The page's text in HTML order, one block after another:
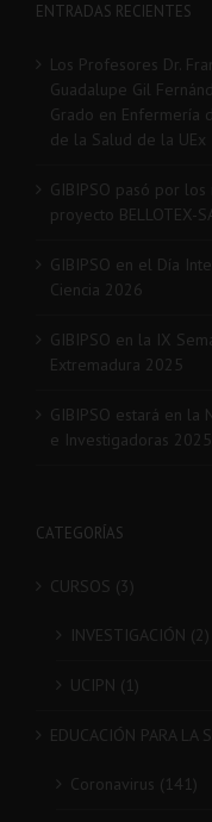
ENTRADAS RECIENTES
Los Profesores Dr.
Guadalupe Gil
Grado en Enfermería
de la Salud de la UEx
GIBIPSO pasó por los
proyecto BELLOTEX-
GIBIPSO en el Día
Ciencia 2026
GIBIPSO en la IX
Extremadura 2025
GIBIPSO estará en la
e Investigadoras 2025
CATEGORÍAS
CURSOS (3)
INVESTIGACIÓN (2)
UCIPN (1)
EDUCACIÓN PARA LA
Coronavirus (141)